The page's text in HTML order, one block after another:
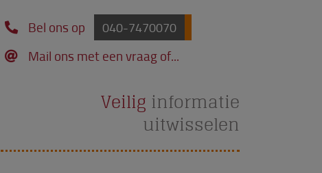
Bel ons op 040-7470070
Mail ons met een vraag of...
Veilig informatie
uitwisselen